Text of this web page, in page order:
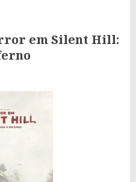
em Silent Hill: